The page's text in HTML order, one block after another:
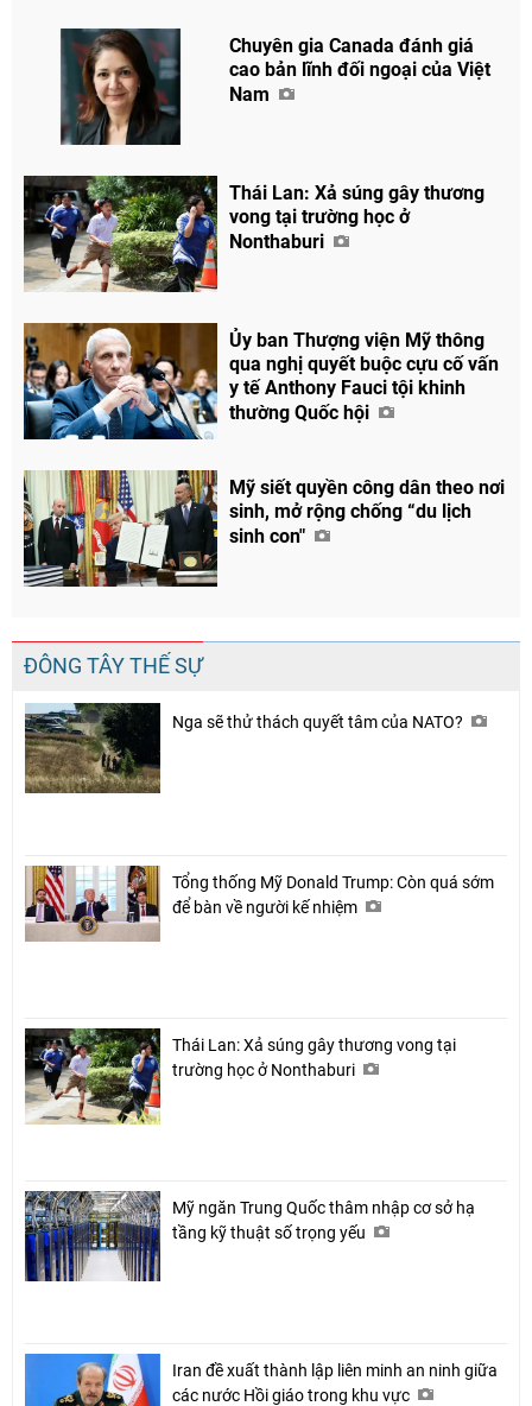
Chuyên gia Canada đánh giá
cao bản lĩnh đối ngoại của Việt
Nam
Thái Lan: Xả súng gây thương
vong tại trường học ở
Nonthaburi
Ủy ban Thượng viện Mỹ thông
qua nghị quyết buộc cựu cố vấn
y tế Anthony Fauci tội khinh
thường Quốc hội
Mỹ siết quyền công dân theo nơi
sinh, mở rộng chống “du lịch
sinh con"
ĐÔNG TÂY THẾ SỰ
Nga sẽ thử thách quyết tâm của NATO?
Tổng thống Mỹ Donald Trump: Còn quá sớm
để bàn về người kế nhiệm
Thái Lan: Xả súng gây thương vong tại
trường học ở Nonthaburi
Mỹ ngăn Trung Quốc thâm nhập cơ sở hạ
tầng kỹ thuật số trọng yếu
Iran đề xuất thành lập liên minh an ninh giữa
các nước Hồi giáo trong khu vực